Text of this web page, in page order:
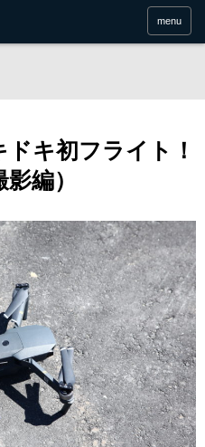
menu
キ初フライト！
編）